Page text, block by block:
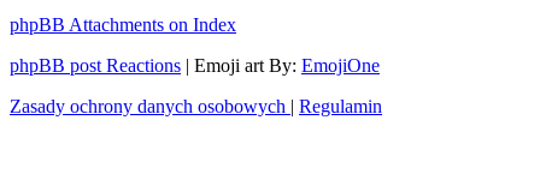
phpBB Attachments on Index
phpBB post Reactions | Emoji art By: EmojiOne
Zasady ochrony danych osobowych | Regulamin